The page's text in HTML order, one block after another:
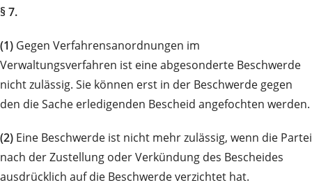
§ 7.
(1) Gegen Verfahrensanordnungen im
Verwaltungsverfahren ist eine abgesonderte Beschwerde
nicht zulässig. Sie können erst in der Beschwerde gegen
den die Sache erledigenden Bescheid angefochten werden.
(2) Eine Beschwerde ist nicht mehr zulässig, wenn die Partei
nach der Zustellung oder Verkündung des Bescheides
ausdrücklich auf die Beschwerde verzichtet hat.